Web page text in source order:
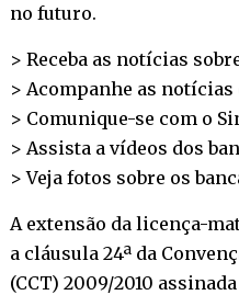
no futuro.
> Receba as notícias
> Acompanhe as
> Comunique-se com o
> Assista a vídeos dos
> Veja fotos sobre os
A extensão da licença-
a cláusula 24ª da
(CCT) 2009/2010